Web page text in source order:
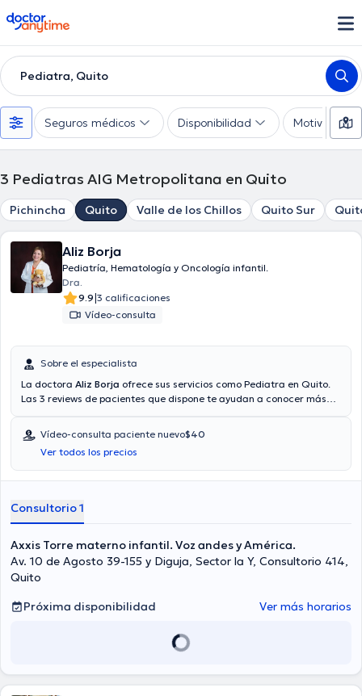
doctoranytime
Pediatra, Quito
Seguros médicos Disponibilidad Motivo de
3 Pediatras AIG Metropolitana en Quito
Pichincha Quito Valle de los Chillos Quito Sur
Aliz Borja
Pediatría, Hematología y Oncología infantil.
Dra.
9.9|3 calificaciones
Vídeo-consulta
Sobre el especialista
La doctora Aliz Borja ofrece sus servicios como Pediatra en Quito.
Las 3 reviews de pacientes que dispone te ayudan a conocer más
Aseguradoras tales como BMI, Ecuasanitas, Pan-American Life son
aceptadas.
Vídeo-consulta paciente nuevo$40
Ver todos los precios
Consultorio 1
Axxis Torre materno infantil. Voz andes y América.
Av. 10 de Agosto 39-155 y Diguja, Sector la Y, Consultorio 414,
Quito
Próxima disponibilidad
Ver más horarios